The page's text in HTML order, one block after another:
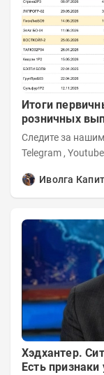
Итоги
розничных
Следите за
Иволга
Хэдхантер.
Есть